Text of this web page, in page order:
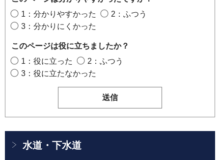
1：分かりやすかった
2：ふつう
3：分かりにくかった
このページは役に立ちましたか？
1：役に立った
2：ふつう
3：役に立たなかった
水道・下水道